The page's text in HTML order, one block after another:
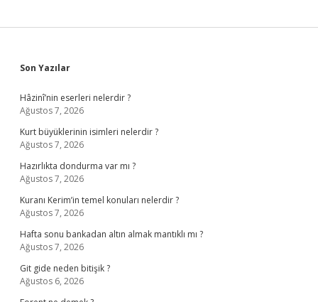
Sidebar
Son Yazılar
Hâzinî’nin eserleri nelerdir ?
Ağustos 7, 2026
Kurt büyüklerinin isimleri nelerdir ?
Ağustos 7, 2026
Hazırlıkta dondurma var mı ?
Ağustos 7, 2026
Kuranı Kerim’in temel konuları nelerdir ?
Ağustos 7, 2026
Hafta sonu bankadan altın almak mantıklı mı ?
Ağustos 7, 2026
Git gide neden bitişik ?
Ağustos 6, 2026